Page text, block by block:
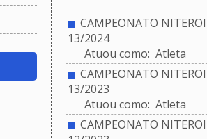
CAMPEONATO
13/2024
Atuou como: Atleta
CAMPEONATO
13/2023
Atuou como: Atleta
CAMPEONATO